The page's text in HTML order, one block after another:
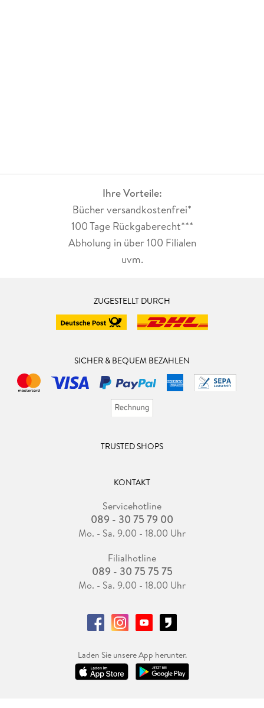
Ihre Vorteile:
Bücher versandkostenfrei*
100 Tage Rückgaberecht***
Abholung in über 100 Filialen
uvm.
ZUGESTELLT DURCH
SICHER & BEQUEM BEZAHLEN
TRUSTED SHOPS
KONTAKT
Servicehotline
089 - 30 75 79 00
Mo. - Sa. 9.00 - 18.00 Uhr
Filialhotline
089 - 30 75 75 75
Mo. - Sa. 9.00 - 18.00 Uhr
Laden Sie unsere App herunter.